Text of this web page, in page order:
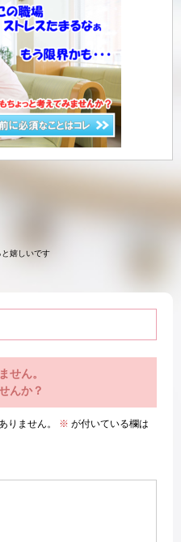
嬉しいです
せん。
んか？
りません。 ※ が付いている欄は